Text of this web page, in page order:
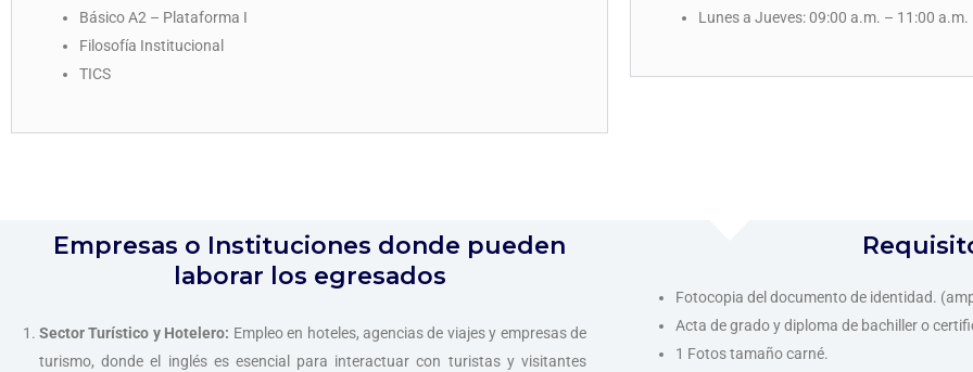
Básico A2 – Plataforma I
Filosofía Institucional
TICS
Lunes a Jueves: 09:00 a.m. – 11:00 a.m.
Empresas o Instituciones donde pueden
laborar los egresados
Sector Turístico y Hotelero: Empleo en hoteles, agencias de viajes y empresas de
turismo, donde el inglés es esencial para interactuar con turistas y visitantes
Fotocopia del documento de identidad.
Acta de grado y diploma de bachiller o
1 Fotos tamaño carné.